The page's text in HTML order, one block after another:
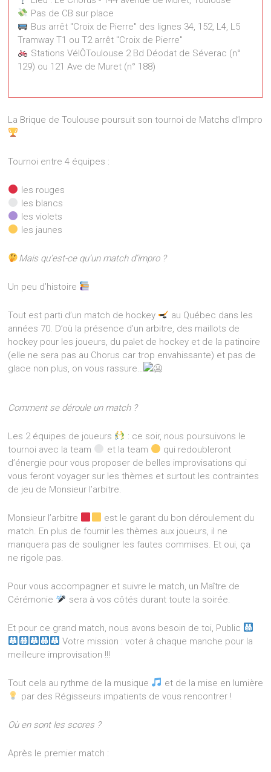
La Brique de Toulouse poursuit son tournoi de Matchs d’Impro
Tournoi entre 4 équipes :
les rouges
les blancs
les violets
les jaunes
Mais qu’est-ce qu’un match d’impro ?
Un peu d’histoire
Tout est parti d’un match de hockey
au Québec dans les
années 70. D’où la présence d’un arbitre, des maillots de
hockey pour les joueurs, du palet de hockey et de la patinoire
(elle ne sera pas au Chorus car trop envahissante) et pas de
glace non plus, on vous rassure…
Comment se déroule un match ?
Les 2 équipes de joueurs
: ce soir, nous poursuivons le
tournoi avec la team
et la team
qui redoubleront
d’énergie pour vous proposer de belles improvisations qui
vous feront voyager sur les thèmes et surtout les contraintes
de jeu de Monsieur l’arbitre.
Monsieur l’arbitre
est le garant du bon déroulement du
match. En plus de fournir les thèmes aux joueurs, il ne
manquera pas de souligner les fautes commises. Et oui, ça
ne rigole pas.
Pour vous accompagner et suivre le match, un Maître de
Cérémonie
sera à vos côtés durant toute la soirée.
Et pour ce grand match, nous avons besoin de toi, Public
Votre mission : voter à chaque manche pour la
meilleure improvisation !!!
Tout cela au rythme de la musique
et de la mise en lumière
par des Régisseurs impatients de vous rencontrer !
Où en sont les scores ?
Après le premier match :
Pas de CB sur place
Bus arrêt "Croix de Pierre" des lignes 34, 152, L4, L5
Tramway T1 ou T2 arrêt "Croix de Pierre"
Stations VélÔToulouse 2 Bd Déodat de Séverac (n°
129) ou 121 Ave de Muret (n° 188)
144 avenue de Muret - Toulouse
Événements